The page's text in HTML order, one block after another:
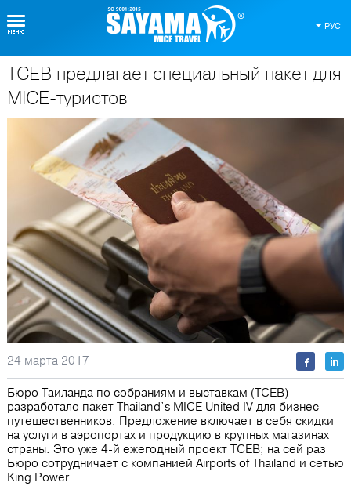
РУС
О Таиланде
TCEB предлагает специальный пакет для
MICE-туристов
24 марта 2017
Бюро Таиланда по собраниям и выставкам (TCEB)
разработало пакет Thailand’s MICE United IV для бизнес-
путешественников. Предложение включает в себя скидки
на услуги в аэропортах и продукцию в крупных магазинах
страны. Это уже 4-й ежегодный проект TCEB; на сей раз
Бюро сотрудничает с компанией Airports of Thailand и сетью
King Power.